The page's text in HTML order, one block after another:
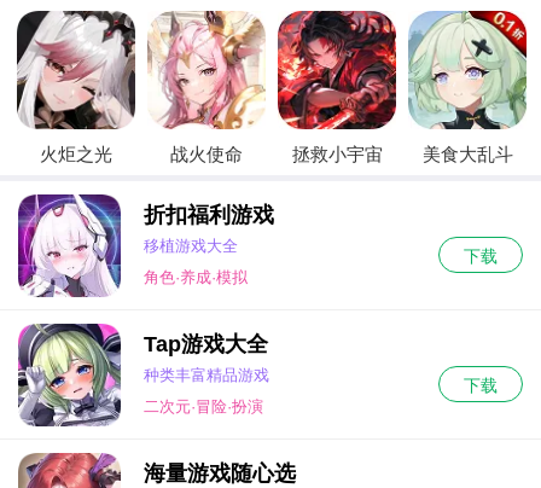
火炬之光 战火使命 拯救小宇宙 美食大乱斗
折扣福利游戏
移植游戏大全
角色·养成·模拟
下载
Tap游戏大全
种类丰富精品游戏
二次元·冒险·扮演
下载
海量游戏随心选